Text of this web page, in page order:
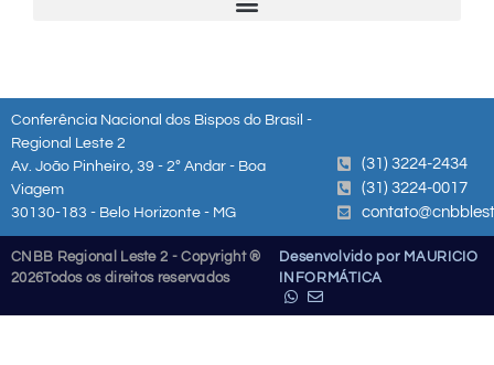
Conferência Nacional dos Bispos do Brasil -
Regional Leste 2
Av. João Pinheiro, 39 - 2º Andar - Boa
Viagem
30130-183 - Belo Horizonte - MG
(31) 3224-2434
(31) 3224-0017
CNBB Regional Leste 2 - Copyright ®
2026Todos os direitos reservados
Desenvolvido por MAURICIO
INFORMÁTICA